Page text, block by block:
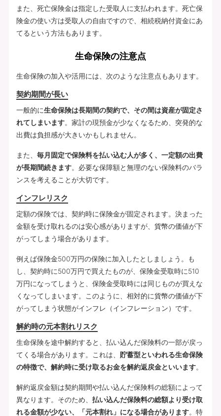
また、死亡保険金は指定した受取人に支払われます。死亡保
険金の使い方は受取人の自由ですので、相続税納付資金にあ
てるという方法もあります。
生命保険の注意点
生命保険の加入や活用には、次のような注意点もあります。
契約期間が長い
一般的に生命保険は長期間の契約で、その間は資産が固定さ
れてしまいます。家計の現預金が少なくなるため、突発的な
出費は負担感が大きいかもしれません。
また、 毎月固定で保険料を払い込む人が多く、一定額の出費
が長期間続きます。必要な保障額と無理のない保険料のバラ
ンスを考えることが大切です。
インフレリスク
定額の保険では、契約時に保険金が固定されます。決まった
金額を受け取れるのは安心感がありますが、貨幣の価値が下
がってしまう場合があります。
例えば保険金500万円の保険に加入したとしましょう。も
し、契約時に500万円で買えたものが、保険金受取時に510
万円になってしまうと、保険金受取時には同じものが買えな
くなってしまいます。このように、相対的に貨幣の価値が下
がってしまう状態がインフレ（インフレーション）です。
解約時の元本割れリスク
生命保険を途中解約すると、払い込んだ保険料の一部が戻っ
てくる場合があります。これは、 貯蓄型といわれる生命保険
の特徴で、解約時に受け取るお金を解約返戻金といいます。
解約返戻金額は契約期間や払い込んだ保険料の総額によって
異なります。そのため、 払い込んだ保険料の総額より受け取
れる金額が少ない、「元本割れ」になる場合があります。特